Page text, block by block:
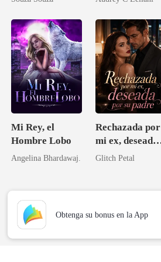
Mi Rey, el
Hombre Lobo
Angelina Bhardawaj.
Rechazada por
mi ex, deseada
por su padre
Glitch Petal
Obtenga su bonus en la App